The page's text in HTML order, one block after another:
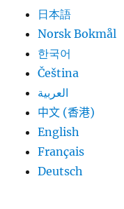
日本語
Norsk Bokmål
한국어
Čeština
العربية
中文 (香港)
English
Français
Deutsch